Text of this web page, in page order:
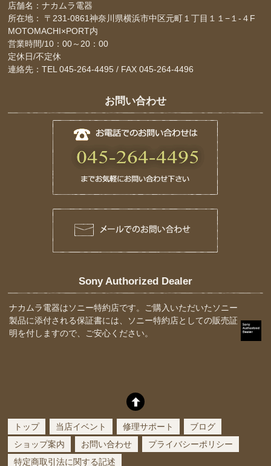
店舗名：ナカムラ電器
所在地： 〒231-0861神奈川県横浜市中区元町１丁目１１−１-４F
MOTOMACHI×PORT内
営業時間/10：00～20：00
定休日/不定休
連絡先：TEL 045-264-4495 / FAX 045-264-4496
お問い合わせ
Sony Authorized Dealer
ナカムラ電器はソニー特約店です。ご購入いただいたソニー
製品に添付される保証書には、ソニー特約店としての販売証
明を付しますので、ご安心ください。
トップ 当店イベント 修理サポート
ブログ
ショップ案内
お問い合わせ
プライバシーポリシー
特定商取引法に関する記述